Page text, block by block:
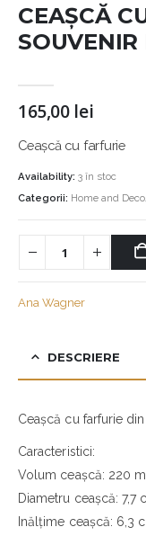
CEAȘCĂ
165,00 lei
Ceașcă cu farfurie
Availability: 3 în stoc
Categorii: Home and Deco,
Ana Wagner
DESCRIERE
Ceașcă cu farfurie
Caracteristici:
Volum ceașcă: 220
Diametru ceașcă: 7,7
Inălțime ceașcă: 6,3